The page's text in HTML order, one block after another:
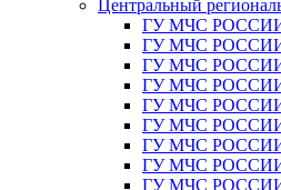
Центральный
ГУ МЧС
ГУ МЧС
ГУ МЧС
ГУ МЧС
ГУ МЧС
ГУ МЧС
ГУ МЧС
ГУ МЧС
ГУ МЧС